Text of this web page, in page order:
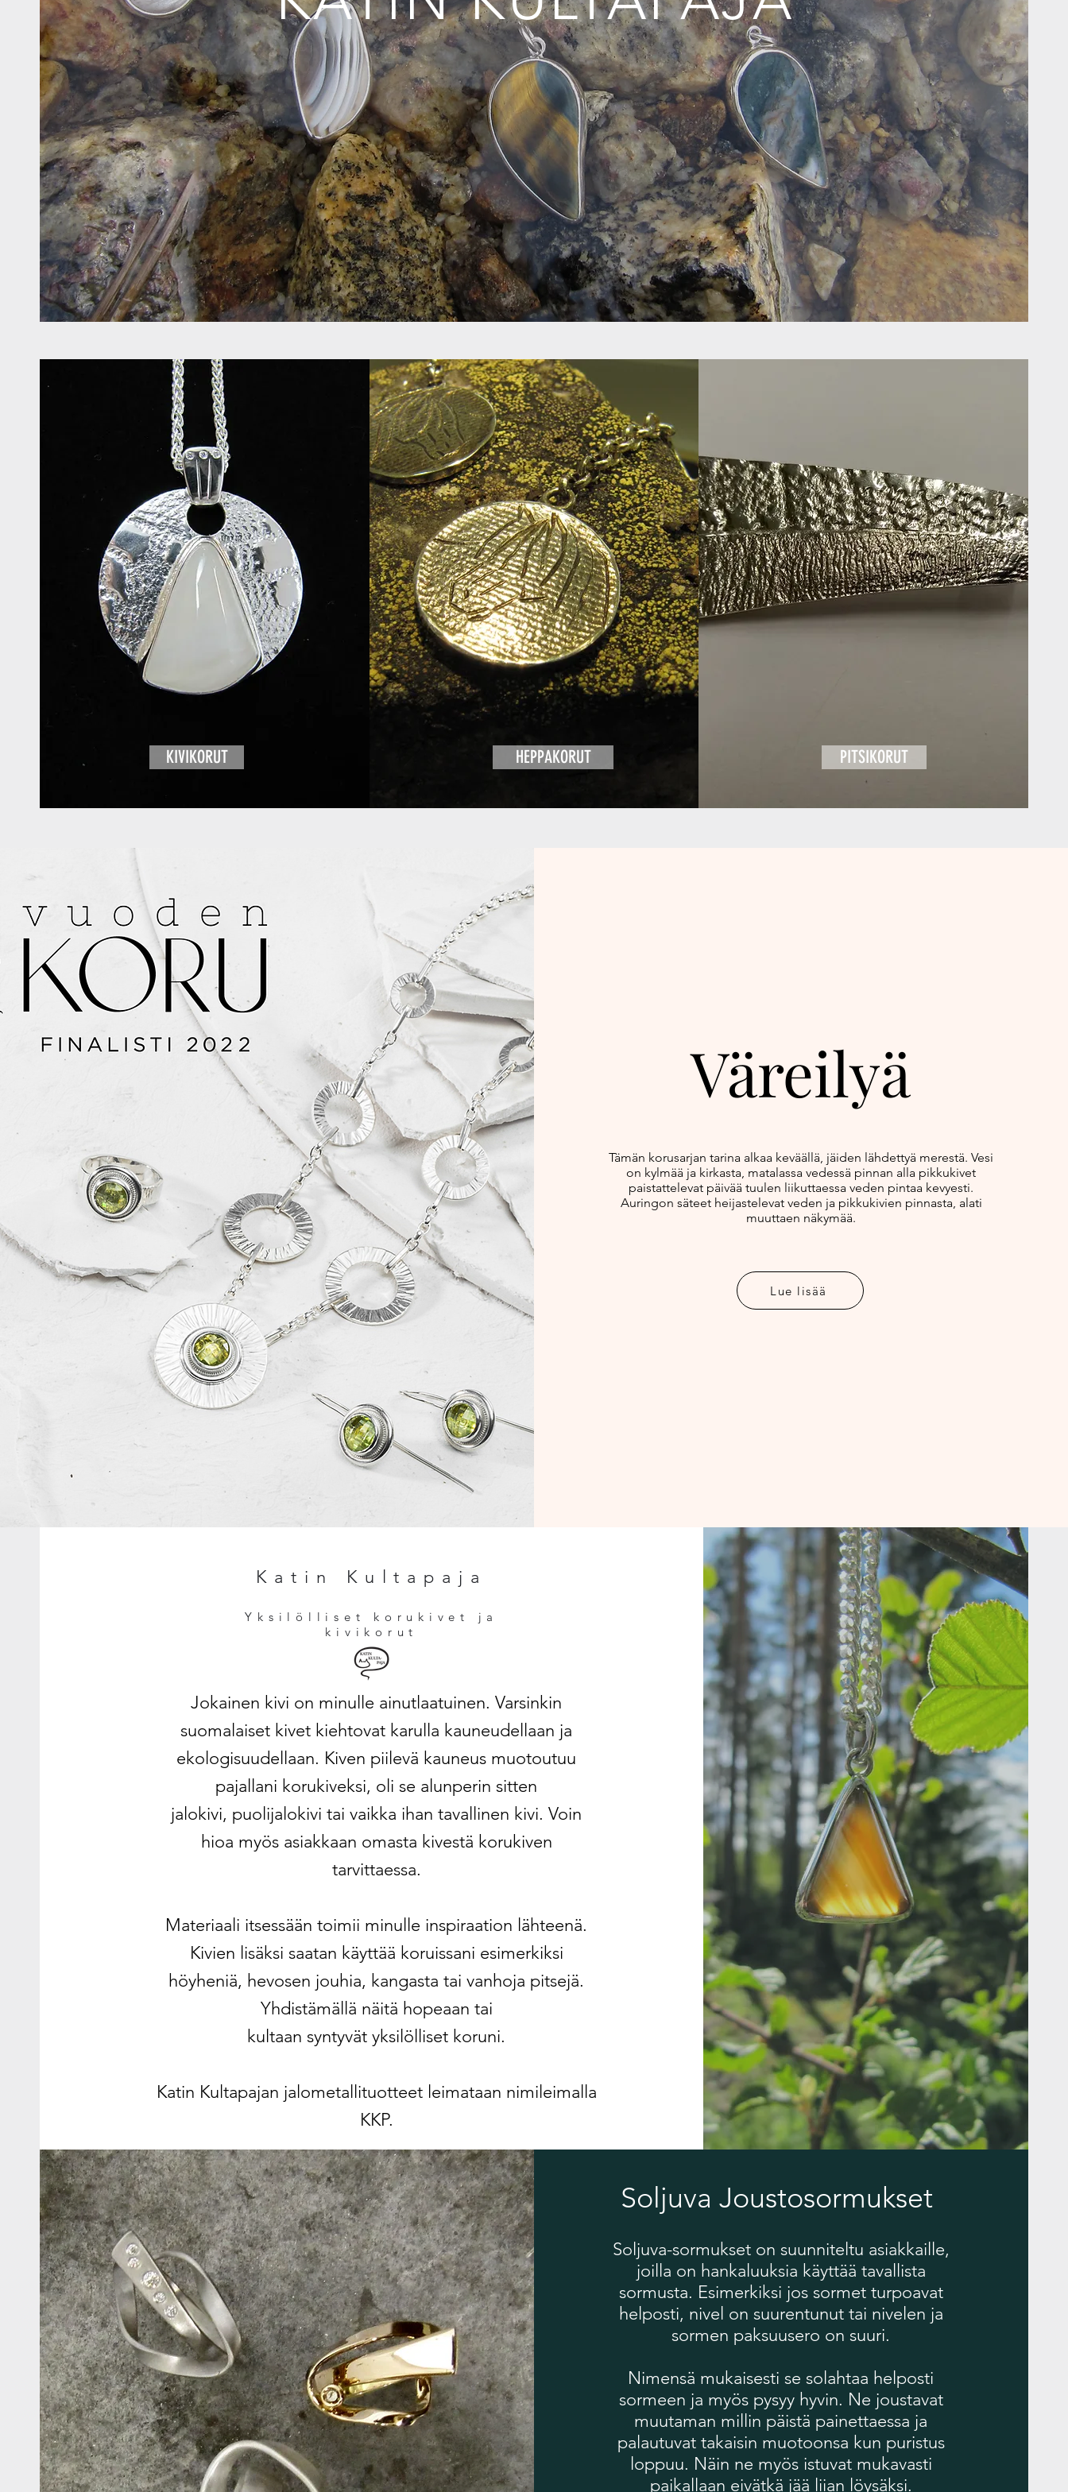
KIVIKORUT HEPPAKORUT PITSIKORUT
Väreilyä
Tämän korusarjan tarina alkaa keväällä, jäiden lähdettyä merestä. Vesi
on kylmää ja kirkasta, matalassa vedessä pinnan alla pikkukivet
paistattelevat päivää tuulen liikuttaessa veden pintaa kevyesti.
Auringon säteet heijastelevat veden ja pikkukivien pinnasta, alati
muuttaen näkymää.
Lue lisää
Katin Kultapaja
Yksilölliset korukivet ja
kivikorut
Jokainen kivi on minulle ainutlaatuinen. Varsinkin
suomalaiset kivet kiehtovat karulla kauneudellaan ja
ekologisuudellaan. Kiven piilevä kauneus muotoutuu
pajallani korukiveksi, oli se alunperin sitten
jalokivi, puolijalokivi tai vaikka ihan tavallinen kivi. Voin
hioa myös asiakkaan omasta kivestä korukiven
tarvittaessa.
Materiaali itsessään toimii minulle inspiraation lähteenä.
Kivien lisäksi saatan käyttää koruissani esimerkiksi
höyheniä, hevosen jouhia, kangasta tai vanhoja pitsejä.
Yhdistämällä näitä hopeaan tai
kultaan syntyvät yksilölliset koruni.
Katin Kultapajan jalometallituotteet leimataan nimileimalla
KKP.
Soljuva Joustosormukset
​Soljuva-sormukset on suunniteltu asiakkaille,
joilla on hankaluuksia käyttää tavallista
sormusta. Esimerkiksi jos sormet turpoavat
helposti, nivel on suurentunut tai nivelen ja
sormen paksuusero on suuri.
Nimensä mukaisesti se solahtaa helposti
sormeen ja myös pysyy hyvin. Ne joustavat
muutaman millin päistä painettaessa ja
palautuvat takaisin muotoonsa kun puristus
loppuu. Näin ne myös istuvat mukavasti
paikallaan eivätkä jää liian löysäksi.